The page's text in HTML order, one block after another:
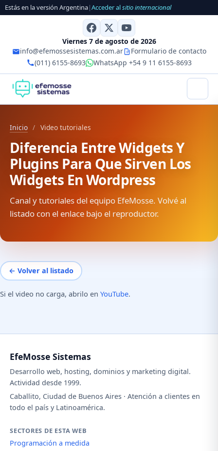
Estás en la versión Argentina|Acceder alsitio internacional
Viernes 7 de agosto de 2026
info@efemossesistemas.com.ar
Formulario de contacto
(011) 6155-8693
WhatsApp +54 9 11 6155-8693
Inicio / Video tutoriales
Diferencia Entre Widgets Y
Plugins Para Que Sirven Los
Widgets En Wordpress
Canal y tutoriales del equipo EfeMosse. Volvé al
listado con el enlace bajo el reproductor.
← Volver al listado
Si el video no carga, abrilo en YouTube.
EfeMosse Sistemas
Desarrollo web, hosting, dominios y marketing digital.
Actividad desde 1999.
Caballito, Ciudad de Buenos Aires · Atención a clientes en
todo el país y Latinoamérica.
SECTORES DE ESTA WEB
Programación a medida